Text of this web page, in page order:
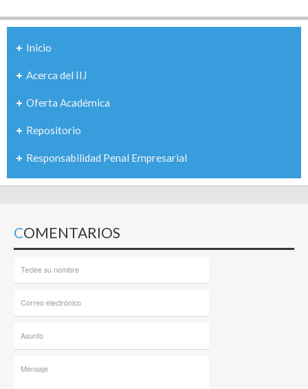
Inicio
Acerca del IIJ
Oferta Académica
Repositorio
Responsabilidad Penal Empresarial
COMENTARIOS